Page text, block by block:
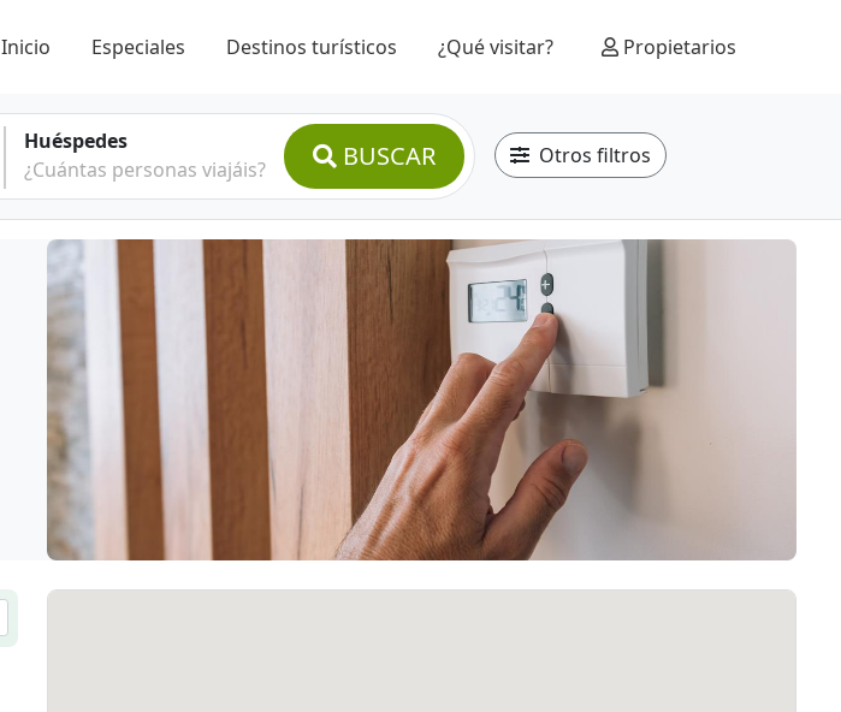
Inicio Especiales Destinos turísticos ¿Qué visitar? Propietarios
Huéspedes
¿Cuántas personas viajáis?
BUSCAR Otros filtros